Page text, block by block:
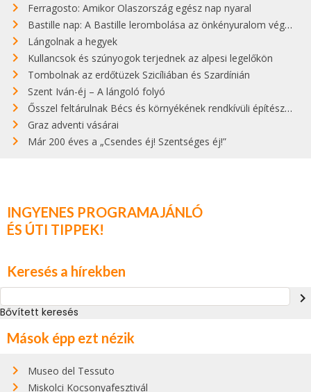
Ferragosto: Amikor Olaszország egész nap nyaral
Bastille nap: A Bastille lerombolása az önkényuralom végét jelentette
Lángolnak a hegyek
Kullancsok és szúnyogok terjednek az alpesi legelőkön
Tombolnak az erdőtüzek Szicíliában és Szardínián
Szent Iván-éj – A lángoló folyó
Ősszel feltárulnak Bécs és környékének rendkívüli építészeti kincsei
Graz adventi vásárai
Már 200 éves a „Csendes éj! Szentséges éj!”
INGYENES PROGRAMAJÁNLÓ
ÉS ÚTI TIPPEK!
Keresés a hírekben
navigate_next
Bővített keresés
Mások épp ezt nézik
Museo del Tessuto
Miskolci Kocsonyafesztivál